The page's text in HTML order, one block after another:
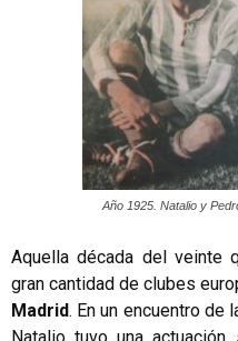
Año 1925. Natalio y
Aquella década del veinte
gran cantidad de clubes
Madrid. En un encuentro de
Natalio tuvo una